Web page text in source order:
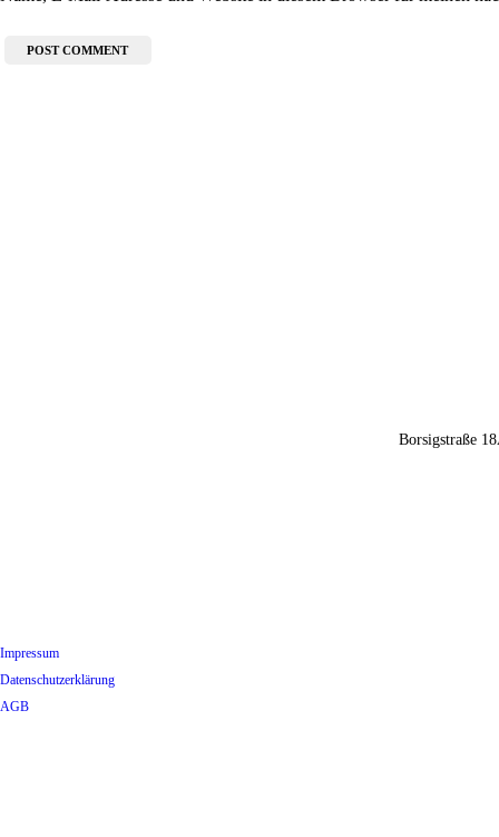
Borsigstraße
Impressum
Datenschutzerklärung
AGB